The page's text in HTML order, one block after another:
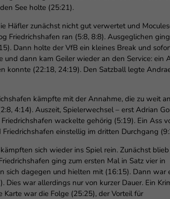
See holte (25:21).
Häfler zunächst nicht gut verwertet und
Friedrichshafen ran (5:8, 8:8). Ausgeglichen
Dann holte der VfB ein kleines Break und
dann kam Geiler wieder an den Service: ein
konnte (22:18, 24:19). Den Satzball legte
kämpfte mit der Annahme, die zu weit
4:14). Auszeit, Spielerwechsel – erst Adrian
wackelte gehörig (5:19). Ein Ass
einstellig im dritten Durchgang
sich wieder ins Spiel rein. Zunächst
ging zum ersten Mal in Satz vier in
sich dagegen und hielten mit (16:15). Dann war
war allerdings nur von kurzer Dauer. Ein
war die Folge (25:25), der Vorteil für